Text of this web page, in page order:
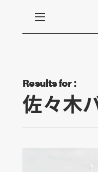
Results for :
佐々木